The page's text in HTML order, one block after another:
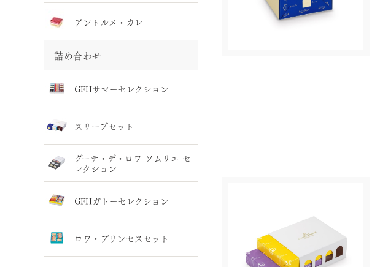
アントルメ・カレ
詰め合わせ
GFHサマーセレクション
スリーブセット
グーテ・デ・ロワ ソムリエ セ
レクション
GFHガトーセレクション
ロワ・プリンセスセット